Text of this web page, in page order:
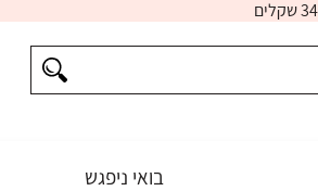
בואי ניפגש